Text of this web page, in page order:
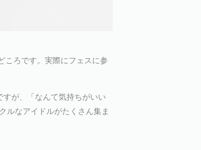
ころです。実際にフェスに参
が、「なんて気持ちがいい
ルなアイドルがたくさん集ま